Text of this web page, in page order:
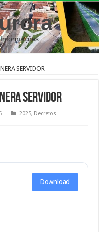
SERVIDOR
SERVIDOR
2025, Decretos
Download